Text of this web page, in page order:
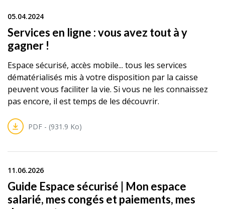
05.04.2024
Services en ligne : vous avez tout à y
gagner !
Espace sécurisé, accès mobile... tous les services
dématérialisés mis à votre disposition par la caisse
peuvent vous faciliter la vie. Si vous ne les connaissez
pas encore, il est temps de les découvrir.
PDF - (931.9 Ko)
11.06.2026
Guide Espace sécurisé | Mon espace
salarié, mes congés et paiements, mes